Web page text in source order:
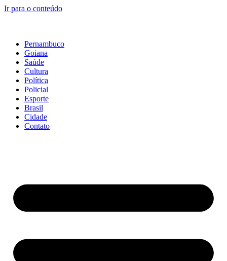
Ir para o conteúdo
Pernambuco
Goiana
Saúde
Cultura
Política
Policial
Esporte
Brasil
Cidade
Contato